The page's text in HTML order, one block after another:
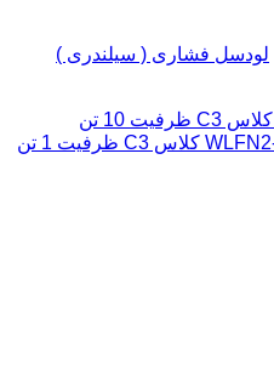
لودسل فشاری ( سیلندری )